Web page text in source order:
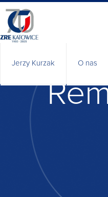
Jerzy Kurzak O nas
Historia